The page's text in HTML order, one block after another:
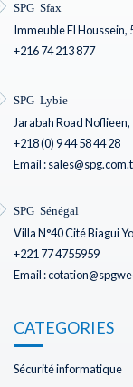
SPG Sfax
Immeuble El Houssein,
+216 74 213 877
SPG Lybie
Jarabah Road
+218 (0) 9 44 58 44 28
Email :
SPG Sénégal
Villa N°40 Cité Biagui
+221 77 4755959
Email :
CATEGORIES
Sécurité informatique